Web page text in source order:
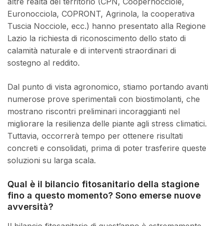
Euronocciola, COPRONT, Agrinola, la cooperativa
Tuscia Nocciole, ecc.) hanno presentato alla Regione
Lazio la richiesta di riconoscimento dello stato di
calamità naturale e di interventi straordinari di
sostegno al reddito.
Dal punto di vista agronomico, stiamo portando avanti
numerose prove sperimentali con biostimolanti, che
mostrano riscontri preliminari incoraggianti nel
migliorare la resilienza delle piante agli stress climatici.
Tuttavia, occorrerà tempo per ottenere risultati
concreti e consolidati, prima di poter trasferire queste
soluzioni su larga scala.
Qual è il bilancio fitosanitario della stagione
fino a questo momento? Sono emerse nuove
avversità?